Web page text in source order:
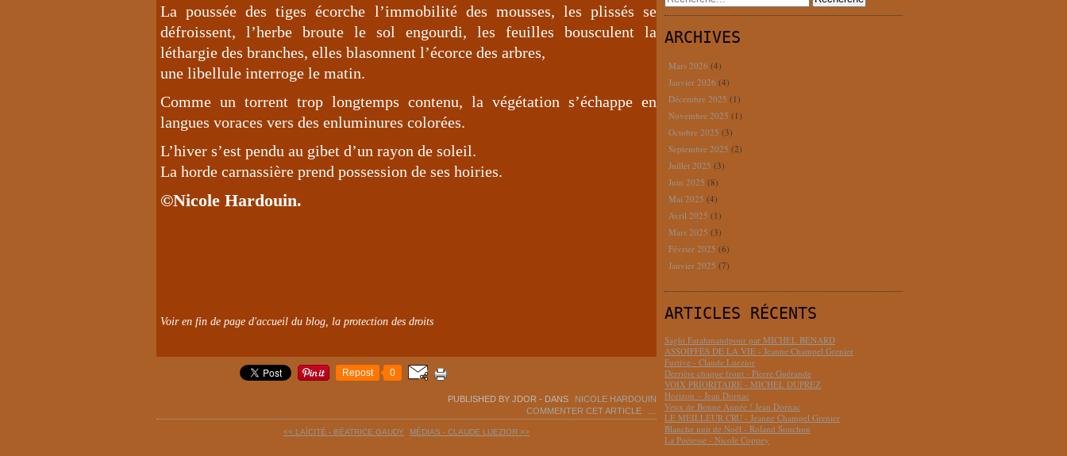
La poussée des tiges écorche l’immobilité des mousses, les plissés se
défroissent, l’herbe broute le sol engourdi, les feuilles bousculent la
léthargie des branches, elles blasonnent l’écorce des arbres,
une libellule interroge le matin.
Comme un torrent trop longtemps contenu, la végétation s’échappe en
langues voraces vers des enluminures colorées.
L’hiver s’est pendu au gibet d’un rayon de soleil.
La horde carnassière prend possession de ses hoiries.
©Nicole Hardouin.
Voir en fin de page d'accueil du blog, la protection des droits
Repost 0
PUBLISHED BY JDOR - DANS
NICOLE HARDOUIN
COMMENTER CET ARTICLE
<< LAÏCITÉ - BÉATRICE GAUDY MÉDIAS - CLAUDE LUEZIOR >>
ARCHIVES
Mars 2026 (4)
Janvier 2026 (4)
Décembre 2025 (1)
Novembre 2025 (1)
Octobre 2025 (3)
Septembre 2025 (2)
Juillet 2025 (3)
Juin 2025 (8)
Mai 2025 (4)
Avril 2025 (1)
Mars 2025 (3)
Février 2025 (6)
Janvier 2025 (7)
ARTICLES RÉCENTS
Saghi Farahmandpour par MICHEL BÉNARD
ASSOIFFÉS DE LA VIE - Jeanne Champel Grenier
Furtive - Claude Luezior
Derrière chaque front - Pierre Guérande
VOIX PRIORITAIRE - MICHEL DUPREZ
Horizon – Jean Dornac
Veux de Bonne Année ! Jean Dornac
LE MEILLEUR CRU - Jeanne Champel Grenier
Blanche nuit de Noël - Roland Souchon
La Poétesse - Nicole Coppey